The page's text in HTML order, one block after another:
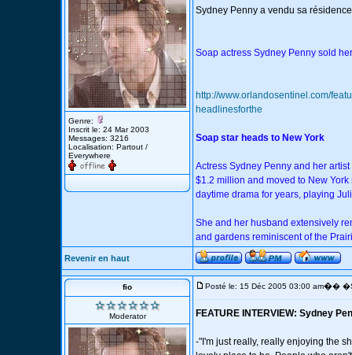
Genre:
Inscrit le: 24 Mar 2003
Messages: 3216
Localisation: Partout /
Everywhere
Sydney Penny a vendu sa
Soap actress Sydney Penny sold
http://www.orlandosentinel.com/
headlinesforthe
Soap star heads to New York
Actress Sydney Penny and her
$1.2 million and moved to New
daytime drama for years, playing
She and her husband extensively
and gardens reminiscent of the
Revenir en haut
fio
Moderator
Posté le: 15 Déc 2005 03:00 am��
FEATURE INTERVIEW: Sydney
-"I'm just really, really enjoying the